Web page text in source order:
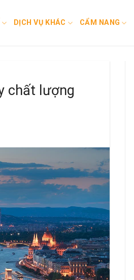
DỊCH VỤ KHÁC CẨM NANG
chất lượng